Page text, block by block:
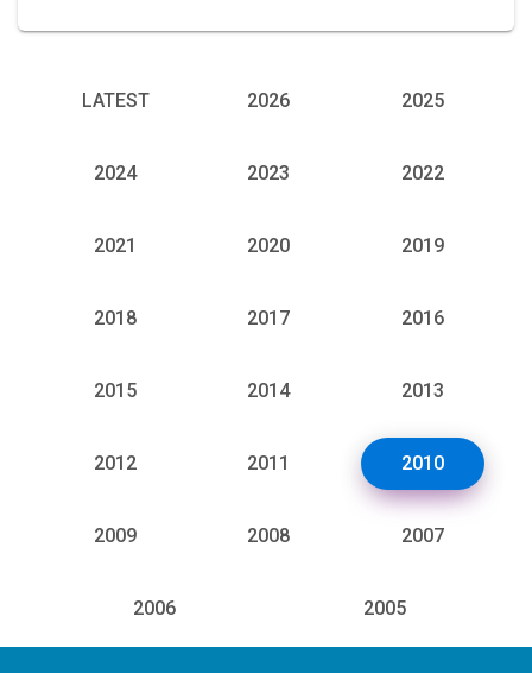
LATEST 2026 2025
2024 2023 2022
2021 2020 2019
2018 2017 2016
2015 2014 2013
2012 2011 2010
2009 2008 2007
2006 2005